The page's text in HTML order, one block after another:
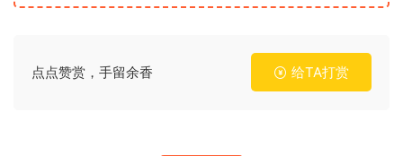
点点赞赏，手留余香 给TA打赏